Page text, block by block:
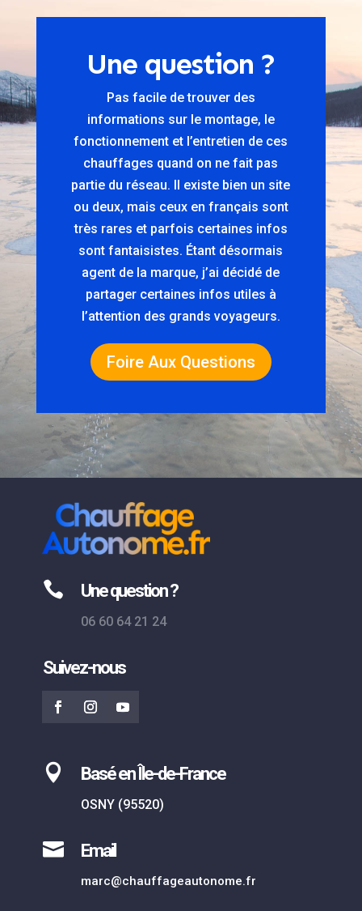
Une question ?
Pas facile de trouver des
informations sur le montage, le
fonctionnement et l’entretien de ces
chauffages quand on ne fait pas
partie du réseau. Il existe bien un site
ou deux, mais ceux en français sont
très rares et parfois certaines infos
sont fantaisistes. Étant désormais
agent de la marque, j’ai décidé de
partager certaines infos utiles à
l’attention des grands voyageurs.
Foire Aux Questions
 Une question ?
06 60 64 21 24
Suivez-nous
 Basé en Île-de-France
OSNY (95520)
 Email
marc@chauffageautonome.fr